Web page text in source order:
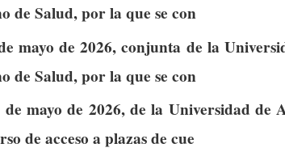
de Salud, por la que se con
mayo de 2026, conjunta de la
de Salud, por la que se con
de mayo de 2026, de la Universidad de
de acceso a plazas de cue